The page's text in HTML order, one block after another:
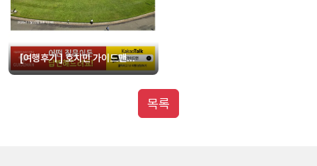
[여행후기 ] 호치민 가이드맨...
목록